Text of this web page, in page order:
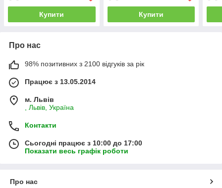
Купити Купити
Про нас
98% позитивних з 2100 відгуків за рік
Працює з 13.05.2014
м. Львів
, Львів, Україна
Контакти
Сьогодні працює з 10:00 до 17:00
Показати весь графік роботи
Про нас